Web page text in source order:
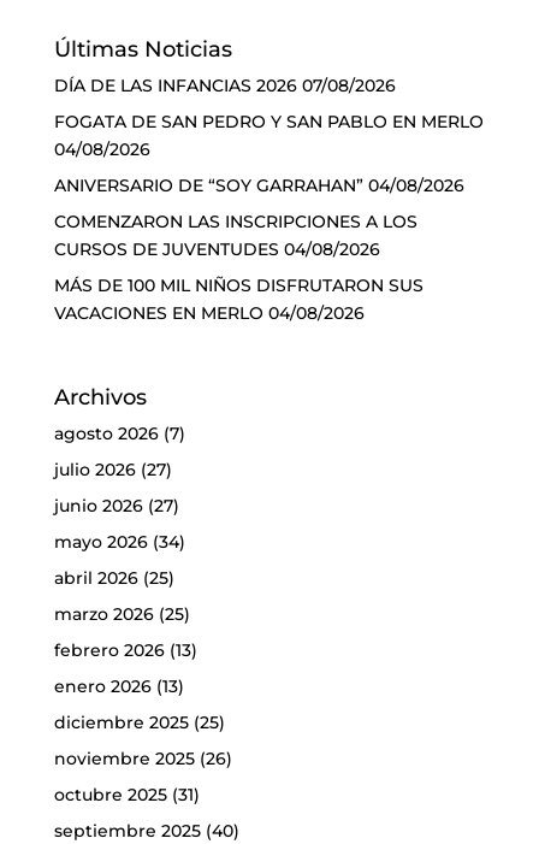
Últimas Noticias
DÍA DE LAS INFANCIAS 2026 07/08/2026
FOGATA DE SAN PEDRO Y SAN PABLO EN MERLO
04/08/2026
ANIVERSARIO DE “SOY GARRAHAN” 04/08/2026
COMENZARON LAS INSCRIPCIONES A LOS
CURSOS DE JUVENTUDES 04/08/2026
MÁS DE 100 MIL NIÑOS DISFRUTARON SUS
VACACIONES EN MERLO 04/08/2026
Archivos
agosto 2026(7)
julio 2026(27)
junio 2026(27)
mayo 2026(34)
abril 2026(25)
marzo 2026(25)
febrero 2026(13)
enero 2026(13)
diciembre 2025(25)
noviembre 2025(26)
octubre 2025(31)
septiembre 2025(40)